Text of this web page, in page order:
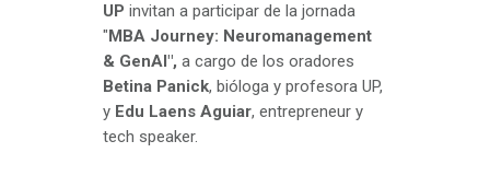
UP invitan a participar de la jornada
"MBA Journey: Neuromanagement
& GenAI", a cargo de los oradores
Betina Panick, bióloga y profesora UP,
y Edu Laens Aguiar, entrepreneur y
tech speaker.